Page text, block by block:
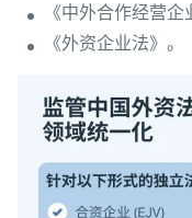
《中外合作经营企
《外资企业法》。